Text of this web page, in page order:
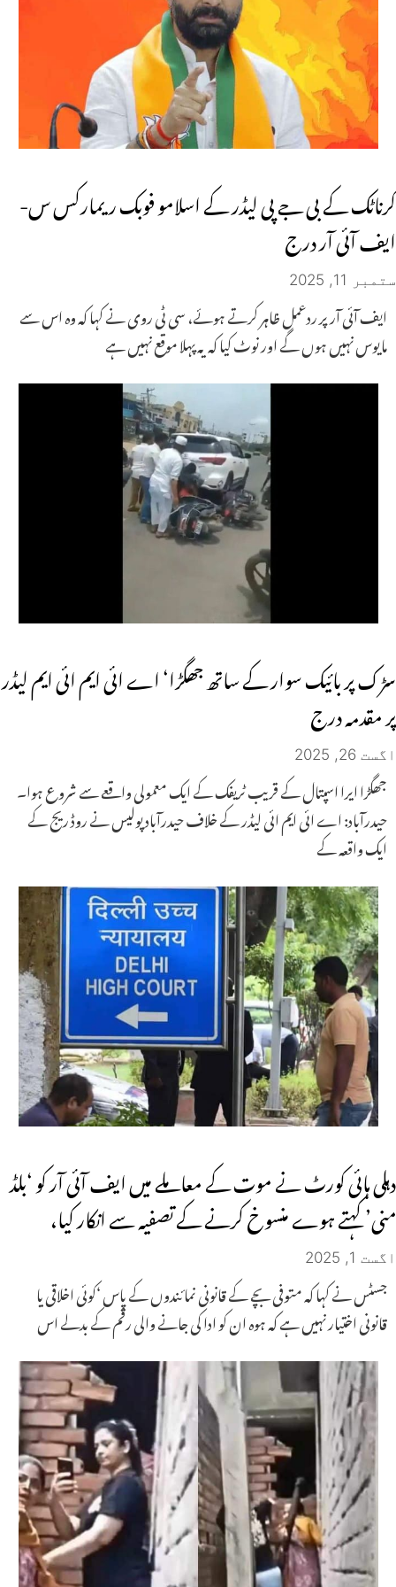
کرناٹک کے بی جے پی لیڈر کے اسلامو فوبک ریمارکس س-
ایف آئی آر درج
ستمبر 11, 2025
ایف آئی آر پر ردعمل ظاہر کرتے ہوئے، سی ٹی روی نے کہا کہ وہ اس سے
مایوس نہیں ہوں گے اور نوٹ کیا کہ یہ پہلا موقع نہیں ہے
سڑک پر بائیک سوار کے ساتھ جھگڑا‘ اے ائی ایم ائی ایم لیڈر
پر مقدمہ درج
اگست 26, 2025
جھگڑا ایرا اسپتال کے قریب ٹریفک کے ایک معمولی واقعے سے شروع ہوا۔
حیدرآباد: اے ائی ایم ائی لیڈر کے خلاف حیدرآباد پولیس نے روڈ ریج کے
ایک واقعہ کے
دہلی ہائی کورٹ نے موت کے معاملے میں ایف آئی آر کو ‘بلڈ
منی’ کہتے ہوے منسوخ کرنے کے تصفیہ سے انکار کیا،
اگست 1, 2025
جسٹس نے کہا کہ متوفی بچے کے قانونی نمائندوں کے پاس ‘کوئی اخلاقی یا
قانونی اختیار نہیں ہے کہ ہوہ ان کو ادا کی جانے والی رقم کے بدلے اس